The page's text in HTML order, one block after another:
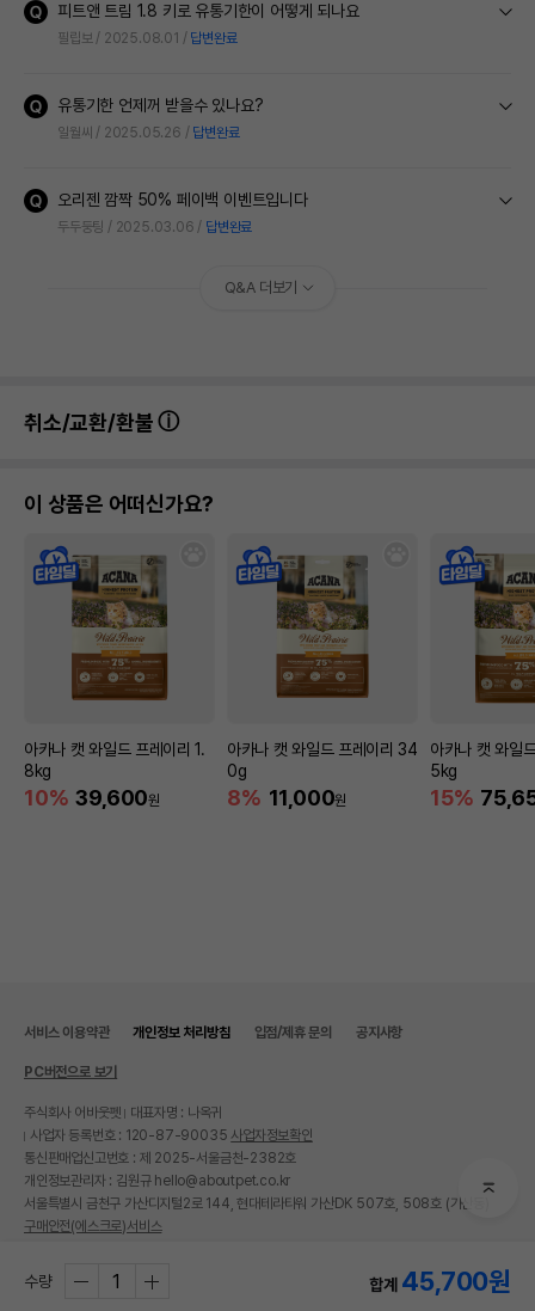
피트앤 트림 1.8 키로 유통기한이 어떻게 되나요
필립보 2025.08.01 답변완료
유통기한 언제꺼 받을수 있나요?
일월씨 2025.05.26 답변완료
오리젠 깜짝 50% 페이백 이벤트입니다
두두둥팅 2025.03.06 답변완료
Q&A 더보기
취소/교환/환불
이 상품은 어떠신가요?
아카나 캣 와일드 프레이리 1.
8kg
10% 39,600원
아카나 캣 와일드 프레이리 34
0g
8% 11,000원
아카나 캣 와일
5kg
15%
수량 합계 45,700원
서비스 이용약관 개인정보 처리방침 입점/제휴 문의 공지사항
PC버전으로 보기
주식회사 어바웃펫
대표자명 : 나옥귀
사업자 등록번호 : 120-87-90035 사업자정보확인
통신판매업신고번호 : 제 2025-서울금천-2382호
개인정보관리자 : 김원규 hello@aboutpet.co.kr
서울특별시 금천구 가산디지털2로 144, 현대테라타워 가산DK 507호, 508호 (가산동)
구매안전(에스크로)서비스